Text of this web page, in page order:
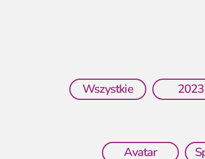
Wszystkie 2023
Avatar